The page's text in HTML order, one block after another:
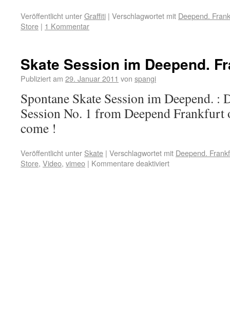
Veröffentlicht unterGraffiti | Verschlagwortet mit Deepend.
Store | 1 Kommentar
Skate Session im Deepend.
Publiziert am 29. Januar 2011 von spangi
Spontane Skate Session im Deepend. :
Session No. 1 from Deepend
come !
Veröffentlicht unter Skate | Verschlagwortet mit Deepend.
Store, Video, vimeo | Kommentare deaktiviert